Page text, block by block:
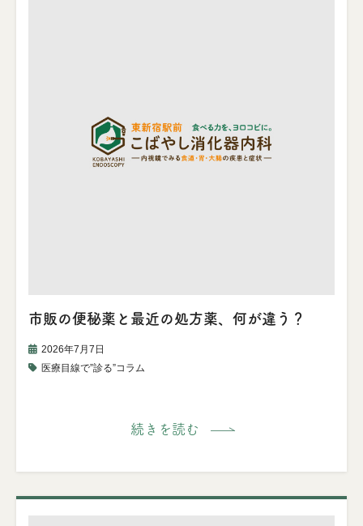
市販の便秘薬と最近の処方薬、何が違う？
2026年7月7日
医療目線で”診る”コラム
続きを読む